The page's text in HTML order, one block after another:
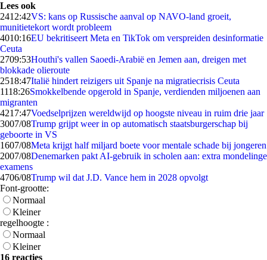
Lees ook
2412:42VS: kans op Russische aanval op NAVO-land groeit,
munitietekort wordt probleem
4010:16EU bekritiseert Meta en TikTok om verspreiden desinformatie
Ceuta
2709:53Houthi's vallen Saoedi-Arabië en Jemen aan, dreigen met
blokkade olieroute
2518:47Italië hindert reizigers uit Spanje na migratiecrisis Ceuta
1118:26Smokkelbende opgerold in Spanje, verdienden miljoenen aan
migranten
4217:47Voedselprijzen wereldwijd op hoogste niveau in ruim drie jaar
3007/08Trump grijpt weer in op automatisch staatsburgerschap bij
geboorte in VS
1607/08Meta krijgt half miljard boete voor mentale schade bij jongeren
2007/08Denemarken pakt AI-gebruik in scholen aan: extra mondelinge
examens
4706/08Trump wil dat J.D. Vance hem in 2028 opvolgt
Font-grootte:
Normaal
Kleiner
regelhoogte :
Normaal
Kleiner
16 reacties